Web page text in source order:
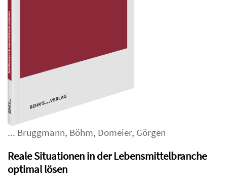
... Bruggmann, Böhm, Domeier, Görgen
Reale Situationen in der Lebensmittelbranche
optimal lösen